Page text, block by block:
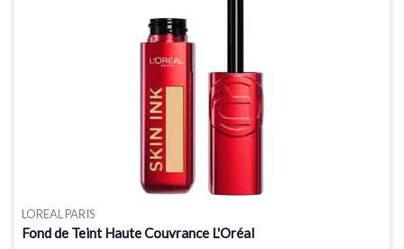
LOREAL PARIS
Fond de Teint Haute Couvrance L'Oréal